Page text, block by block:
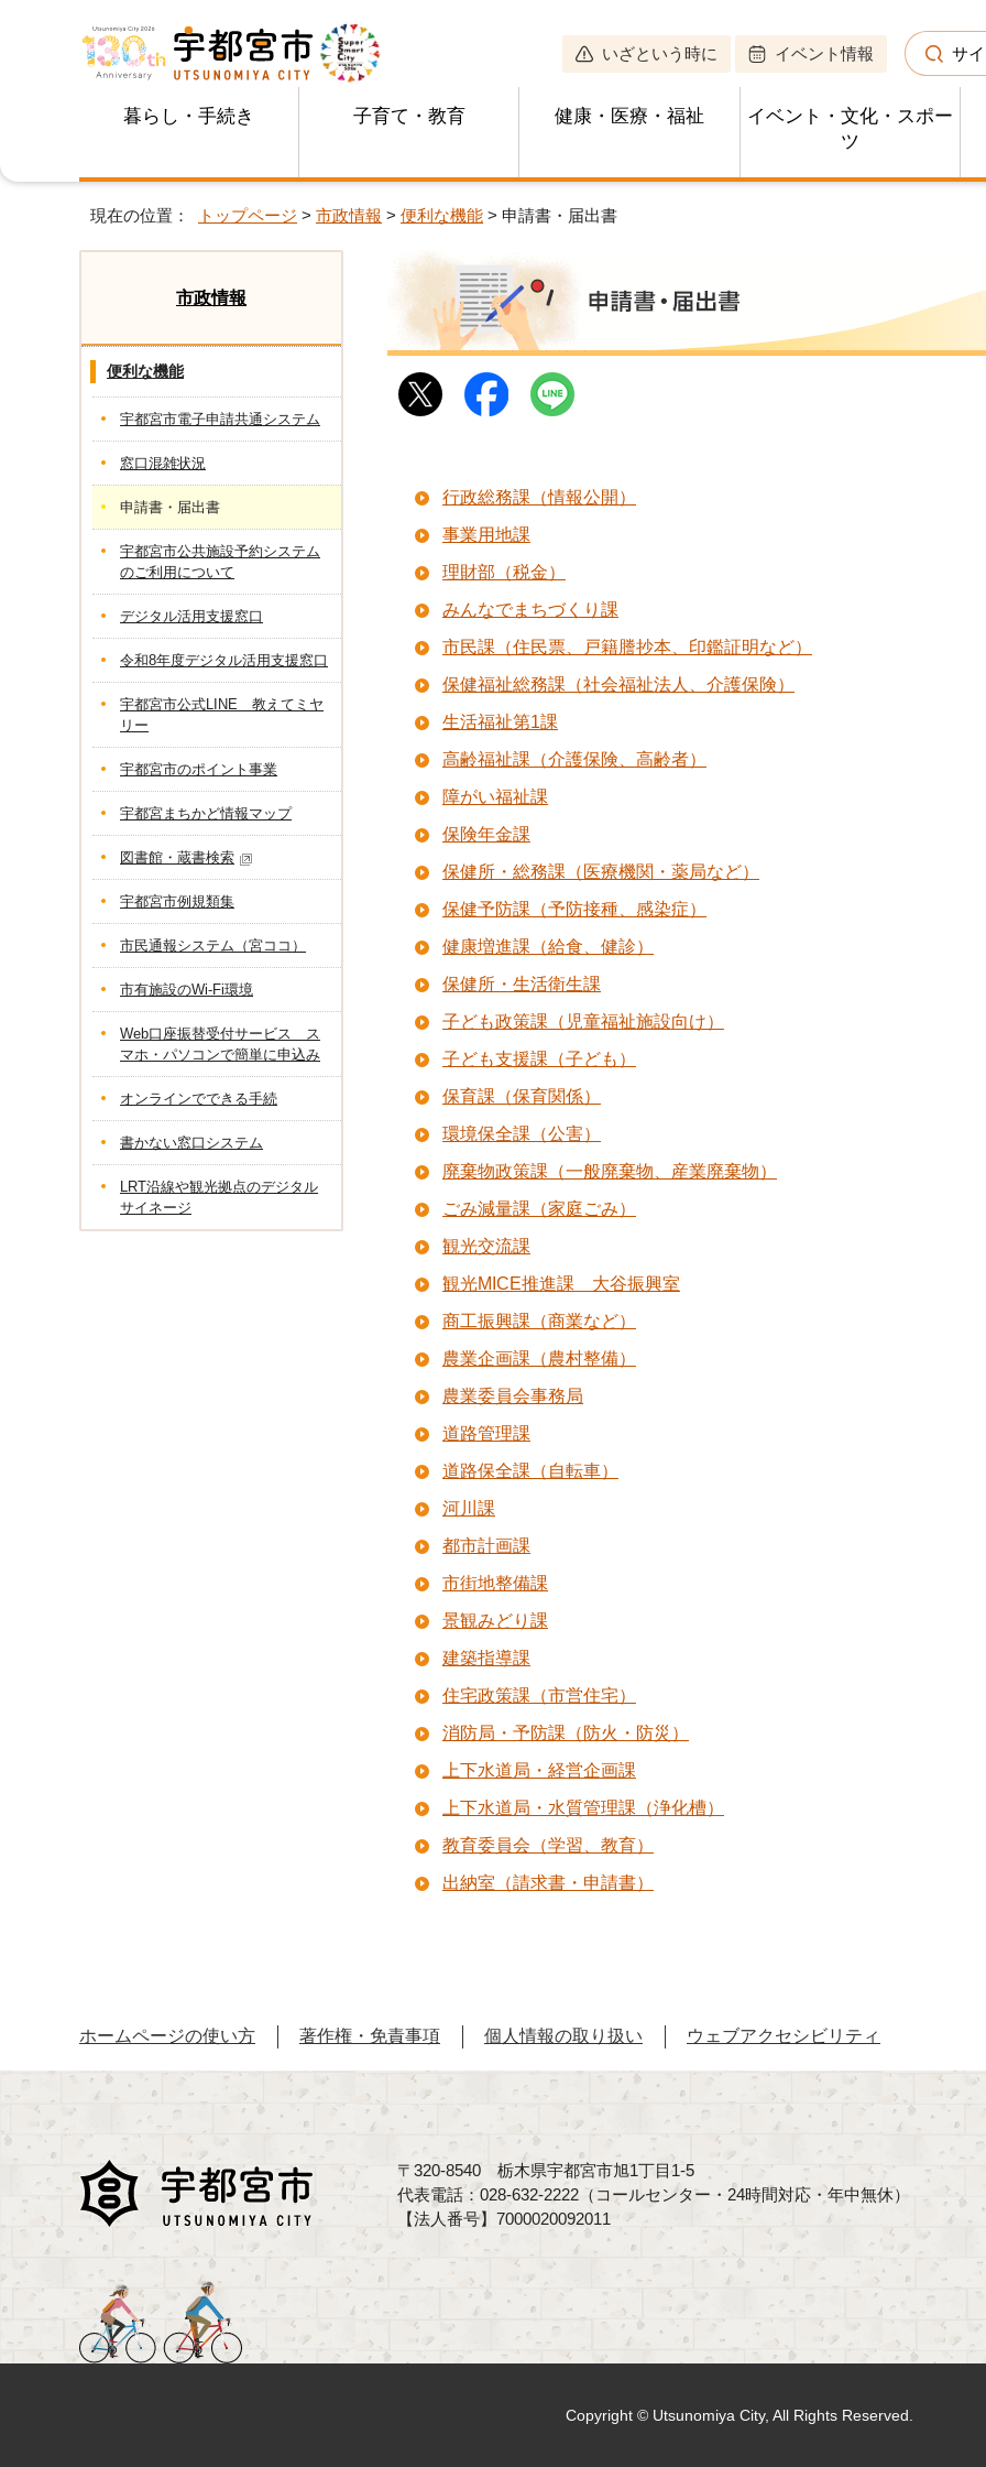
いざという時に イベント情報 サ
暮らし・手続き 子育て・教育 健康・医療・福祉
イベント・文化・スポー
ツ
現在の位置： トップページ > 市政情報 > 便利な機能 > 申請書・届出書
行政総務課（情報公開）
事業用地課
理財部（税金）
みんなでまちづくり課
市民課（住民票、戸籍謄抄本、印鑑証明など）
保健福祉総務課（社会福祉法人、介護保険）
生活福祉第1課
高齢福祉課（介護保険、高齢者）
障がい福祉課
保険年金課
保健所・総務課（医療機関・薬局など）
保健予防課（予防接種、感染症）
健康増進課（給食、健診）
保健所・生活衛生課
子ども政策課（児童福祉施設向け）
子ども支援課（子ども）
保育課（保育関係）
環境保全課（公害）
廃棄物政策課（一般廃棄物、産業廃棄物）
ごみ減量課（家庭ごみ）
観光交流課
観光MICE推進課 大谷振興室
商工振興課（商業など）
農業企画課（農村整備）
農業委員会事務局
道路管理課
道路保全課（自転車）
河川課
都市計画課
市街地整備課
景観みどり課
建築指導課
住宅政策課（市営住宅）
消防局・予防課（防火・防災）
上下水道局・経営企画課
上下水道局・水質管理課（浄化槽）
教育委員会（学習、教育）
出納室（請求書・申請書）
市政情報
便利な機能
宇都宮市電子申請共通システム
窓口混雑状況
申請書・届出書
宇都宮市公共施設予約システム
のご利用について
デジタル活用支援窓口
令和8年度デジタル活用支援窓口
宇都宮市公式LINE 教えてミヤ
リー
宇都宮市のポイント事業
宇都宮まちかど情報マップ
図書館・蔵書検索
宇都宮市例規類集
市民通報システム（宮ココ）
市有施設のWi-Fi環境
Web口座振替受付サービス ス
マホ・パソコンで簡単に申込み
オンラインでできる手続
書かない窓口システム
LRT沿線や観光拠点のデジタル
サイネージ
ホームページの使い方 著作権・免責事項 個人情報の取り扱い ウェブアクセシビリティ
〒320-8540 栃木県宇都宮市旭1丁目1-5
代表電話：028-632-2222（コールセンター・24時間対応・年中無休）
【法人番号】7000020092011
Copyright © Utsunomiya City, All Rights Reserved.